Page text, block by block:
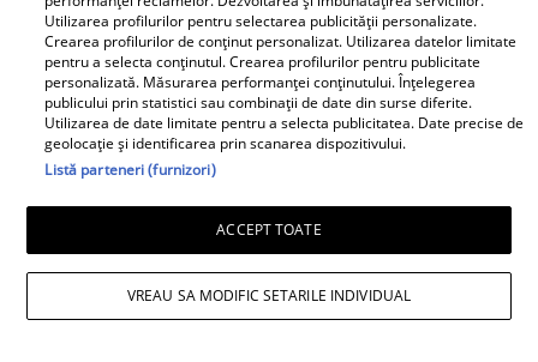
Andreea Esca, mesaj emoționat de ziua
fiului ei. Aris Eram a împlinit 23 de ani:
Utilizarea profilurilor pentru selectarea publicității personalizate.
Crearea profilurilor de conținut personalizat. Utilizarea datelor limitate
pentru a selecta conținutul. Crearea profilurilor pentru publicitate
personalizată. Măsurarea performanței conținutului. Înțelegerea
publicului prin statistici sau combinații de date din surse diferite.
Utilizarea de date limitate pentru a selecta publicitatea. Date precise de
geolocație și identificarea prin scanarea dispozitivului.
Listă parteneri (furnizori)
ACCEPT TOATE
VREAU SA MODIFIC SETARILE INDIVIDUAL